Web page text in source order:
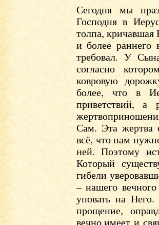
Сегодня мы
Господня в
толпа, кричавшая
и более раннего
требовал. У
согласно
ковровую
более, что в
приветствий, а
Сам. Эта жертва
всё, что нам
ней. Поэтому
Который
гибели
– нашего
уповать на Него.
прощение,
вечно,имеет и